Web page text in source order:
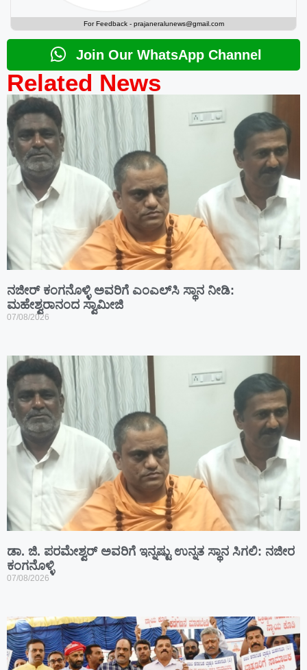
For Feedback - prajaneralunews@gmail.com
Join Our WhatsApp Channel
Related News
ನಜೀರ್ ಕಂಗನೊಳ್ಳಿ ಅವರಿಗೆ ಎಂಎಲ್‌ಸಿ ಸ್ಥಾನ ನೀಡಿ:
ಮಹೇಶ್ವರಾನಂದ ಸ್ವಾಮೀಜಿ
07/08/2026
ಡಾ. ಜಿ. ಪರಮೇಶ್ವರ್ ಅವರಿಗೆ ಇನ್ನಷ್ಟು ಉನ್ನತ ಸ್ಥಾನ ಸಿಗಲಿ: ನಜೀರ
ಕಂಗನೊಳ್ಳಿ
07/08/2026